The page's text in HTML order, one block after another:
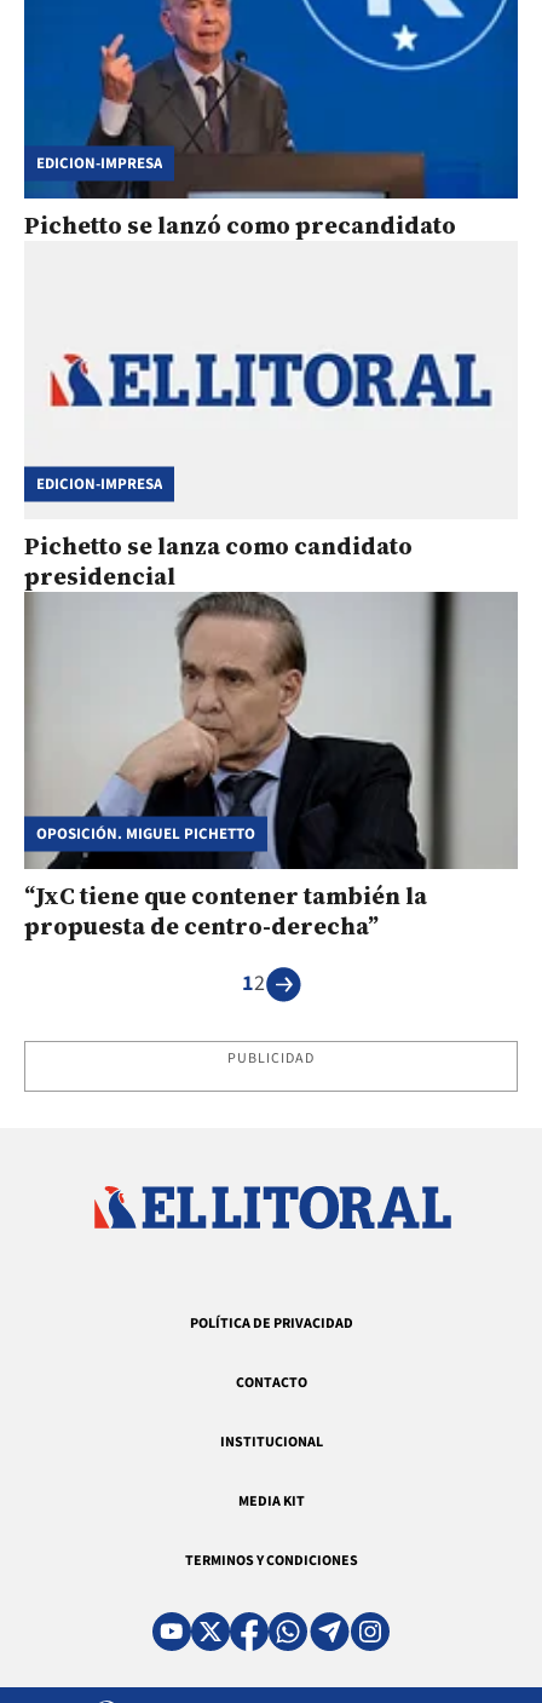
EDICION-IMPRESA
Pichetto se lanzó como precandidato
EDICION-IMPRESA
Pichetto se lanza como candidato
presidencial
OPOSICIÓN. MIGUEL PICHETTO
“JxC tiene que contener también la
propuesta de centro-derecha”
12
PUBLICIDAD
POLÍTICA DE PRIVACIDAD
CONTACTO
INSTITUCIONAL
MEDIA KIT
TERMINOS Y CONDICIONES